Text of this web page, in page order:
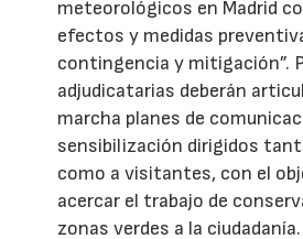
meteorológicos en Madrid
efectos y medidas
contingencia y mitigación”.
adjudicatarias deberán
marcha planes de
sensibilización dirigidos
como a visitantes, con el
acercar el trabajo de
zonas verdes a la ciudadanía.